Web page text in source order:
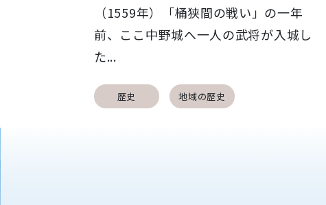
（1559年）「桶狭間の戦い」の一年
前、ここ中野城へ一人の武将が入城し
た...
歴史 地域の歴史